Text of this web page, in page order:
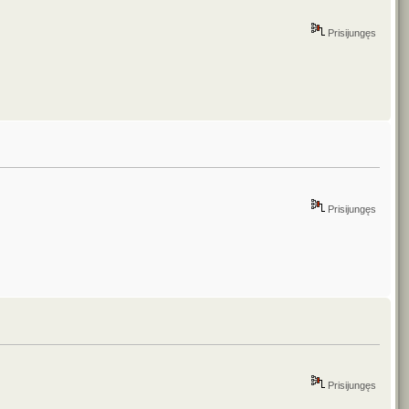
Prisijungęs
Prisijungęs
Prisijungęs